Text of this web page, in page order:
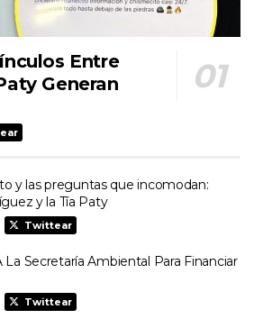
Entre
Generan
y las preguntas que incomodan:
y la Tía Paty
Twittear
La Secretaría Ambiental Para Financiar
Twittear